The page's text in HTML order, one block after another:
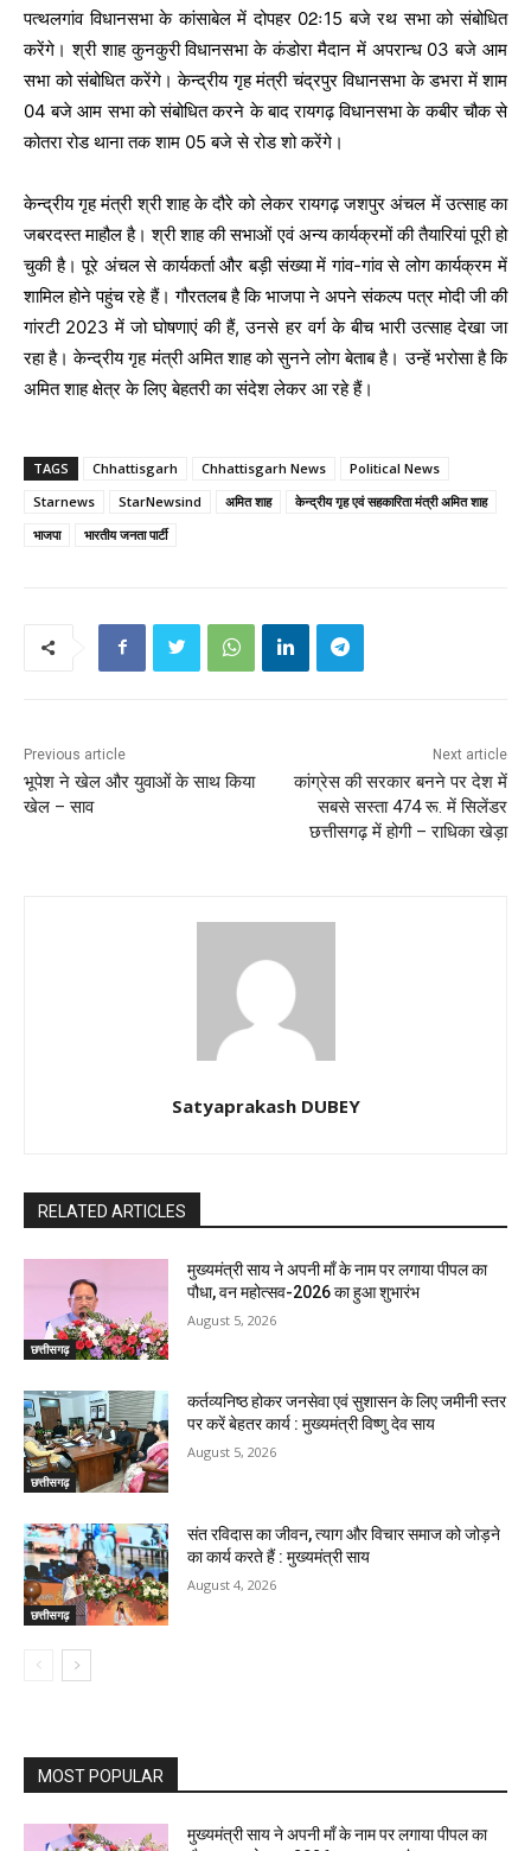
पत्थलगांव विधानसभा के कांसाबेल में दोपहर 02ः15 बजे रथ सभा को संबोधित
करेंगे। श्री शाह कुनकुरी विधानसभा के कंडोरा मैदान में अपरान्ध 03 बजे आम
सभा को संबोधित करेंगे। केन्द्रीय गृह मंत्री चंद्रपुर विधानसभा के डभरा में शाम
04 बजे आम सभा को संबोधित करने के बाद रायगढ़ विधानसभा के कबीर चौक से
कोतरा रोड थाना तक शाम 05 बजे से रोड शो करेंगे।
केन्द्रीय गृह मंत्री श्री शाह के दौरे को लेकर रायगढ़ जशपुर अंचल में उत्साह का
जबरदस्त माहौल है। श्री शाह की सभाओं एवं अन्य कार्यक्रमों की तैयारियां पूरी हो
चुकी है। पूरे अंचल से कार्यकर्ता और बड़ी संख्या में गांव-गांव से लोग कार्यक्रम में
शामिल होने पहुंच रहे हैं। गौरतलब है कि भाजपा ने अपने संकल्प पत्र मोदी जी की
गांरटी 2023 में जो घोषणाएं की हैं, उनसे हर वर्ग के बीच भारी उत्साह देखा जा
रहा है। केन्द्रीय गृह मंत्री अमित शाह को सुनने लोग बेताब है। उन्हें भरोसा है कि
अमित शाह क्षेत्र के लिए बेहतरी का संदेश लेकर आ रहे हैं।
TAGS Chhattisgarh Chhattisgarh News
Political News
Starnews
StarNewsind अमित शाह
केन्द्रीय गृह एवं सहकारिता मंत्री अमित शाह
भाजपा
भारतीय जनता पार्टी
Previous article
भूपेश ने खेल और युवाओं के साथ किया
खेल – साव
Next article
कांग्रेस की सरकार बनने पर देश में
सबसे सस्ता 474 रू. में सिलेंडर
छत्तीसगढ़ में होगी – राधिका खेड़ा
Satyaprakash DUBEY
RELATED ARTICLES
छत्तीसगढ़
मुख्यमंत्री साय ने अपनी माँ के नाम पर लगाया पीपल का
पौधा, वन महोत्सव-2026 का हुआ शुभारंभ
August 5, 2026
छत्तीसगढ़
कर्तव्यनिष्ठ होकर जनसेवा एवं सुशासन के लिए जमीनी स्तर
पर करें बेहतर कार्य : मुख्यमंत्री विष्णु देव साय
August 5, 2026
छत्तीसगढ़
संत रविदास का जीवन, त्याग और विचार समाज को जोड़ने
का कार्य करते हैं : मुख्यमंत्री साय
August 4, 2026
MOST POPULAR
मुख्यमंत्री साय ने अपनी माँ के नाम पर लगाया पीपल का